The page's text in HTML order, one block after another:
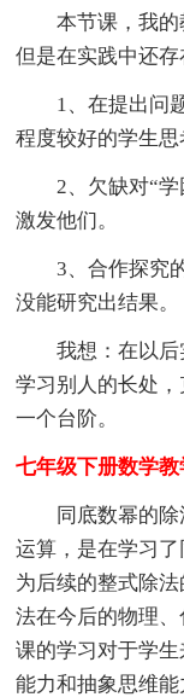
本节课，我的
但是在实践中还存
1、在提出问题
程度较好的学生思
2、欠缺对“学
激发他们。
3、合作探究的
没能研究出结果。
我想：在以后
学习别人的长处
一个台阶。
七年级下册数学教
同底数幂的除
运算，是在学习
为后续的整式除
法在今后的物理
课的学习对于学
能力和抽象思维